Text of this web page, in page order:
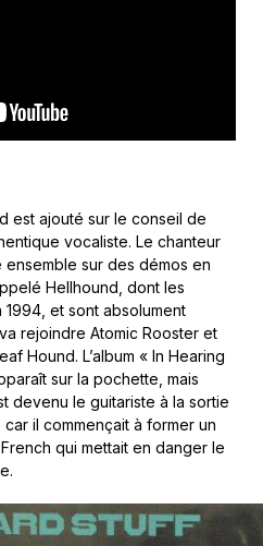
est ajouté sur le conseil de
vocaliste. Le chanteur
sur des démos en
Hellhound, dont les
et sont absolument
rejoindre Atomic Rooster et
Hound. L’album « In Hearing
sur la pochette, mais
devenu le guitariste à la sortie
il commençait à former un
qui mettait en danger le